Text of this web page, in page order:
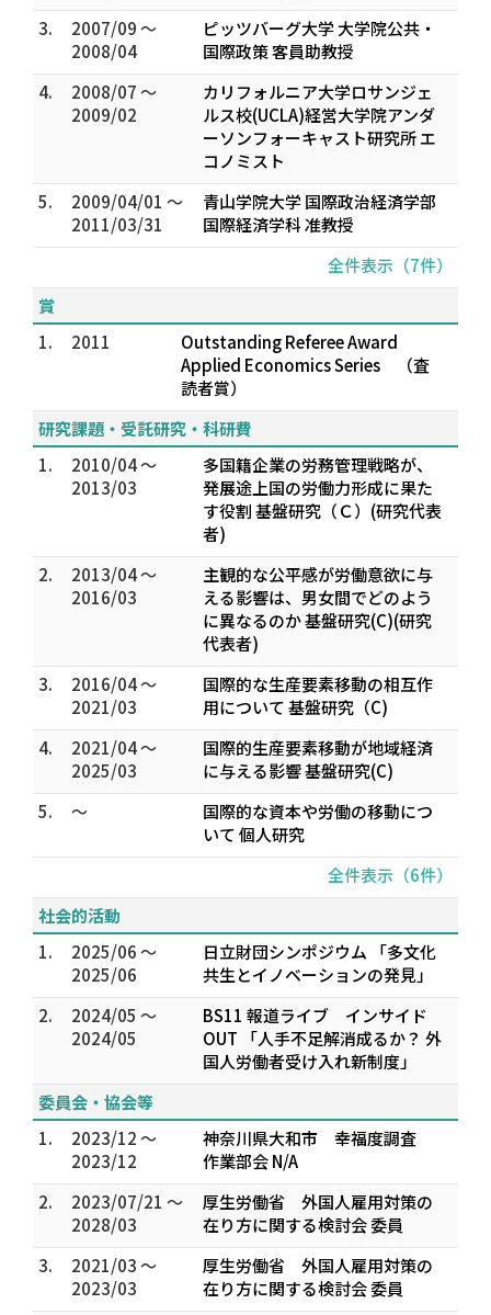
3.
2007/09 ～
2008/04
ピッツバーグ大学 大学院公共・
国際政策 客員助教授
4.
2008/07 ～
2009/02
カリフォルニア大学ロサンジェ
ルス校(UCLA)経営大学院アンダ
ーソンフォーキャスト研究所 エ
コノミスト
5.
2009/04/01 ～
2011/03/31
青山学院大学 国際政治経済学部
国際経済学科 准教授
全件表示（7件）
賞
1.
2011
Outstanding Referee Award
Applied Economics Series （査
読者賞）
研究課題・受託研究・科研費
1.
2010/04 ～
2013/03
多国籍企業の労務管理戦略が、
発展途上国の労働力形成に果た
す役割 基盤研究（Ｃ）(研究代表
者)
2.
2013/04 ～
2016/03
主観的な公平感が労働意欲に与
える影響は、男女間でどのよう
に異なるのか 基盤研究(C)(研究
代表者)
3.
2016/04 ～
2021/03
国際的な生産要素移動の相互作
用について 基盤研究（C)
4.
2021/04 ～
2025/03
国際的生産要素移動が地域経済
に与える影響 基盤研究(C)
5.
～
国際的な資本や労働の移動につ
いて 個人研究
全件表示（6件）
社会的活動
1.
2025/06 ～
2025/06
日立財団シンポジウム 「多文化
共生とイノベーションの発見」
2.
2024/05 ～
2024/05
BS11 報道ライブ インサイド
OUT 「人手不足解消成るか？ 外
国人労働者受け入れ新制度」
委員会・協会等
1.
2023/12 ～
2023/12
神奈川県大和市 幸福度調査
作業部会 N/A
2.
2023/07/21 ～
2028/03
厚生労働省 外国人雇用対策の
在り方に関する検討会 委員
3.
2021/03 ～
2023/03
厚生労働省 外国人雇用対策の
在り方に関する検討会 委員